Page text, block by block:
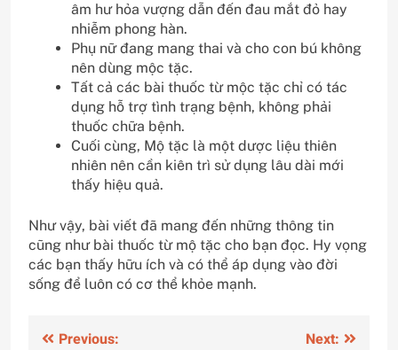
âm hư hỏa vượng dẫn đến đau mắt đỏ hay
nhiễm phong hàn.
Phụ nữ đang mang thai và cho con bú không
nên dùng mộc tặc.
Tất cả các bài thuốc từ mộc tặc chỉ có tác
dụng hỗ trợ tình trạng bệnh, không phải
thuốc chữa bệnh.
Cuối cùng, Mộ tặc là một dược liệu thiên
nhiên nên cần kiên trì sử dụng lâu dài mới
thấy hiệu quả.
Như vậy, bài viết đã mang đến những thông tin
cũng như bài thuốc từ mộ tặc cho bạn đọc. Hy vọng
các bạn thấy hữu ích và có thể áp dụng vào đời
sống để luôn có cơ thể khỏe mạnh.
Điều
Previous:
Next: